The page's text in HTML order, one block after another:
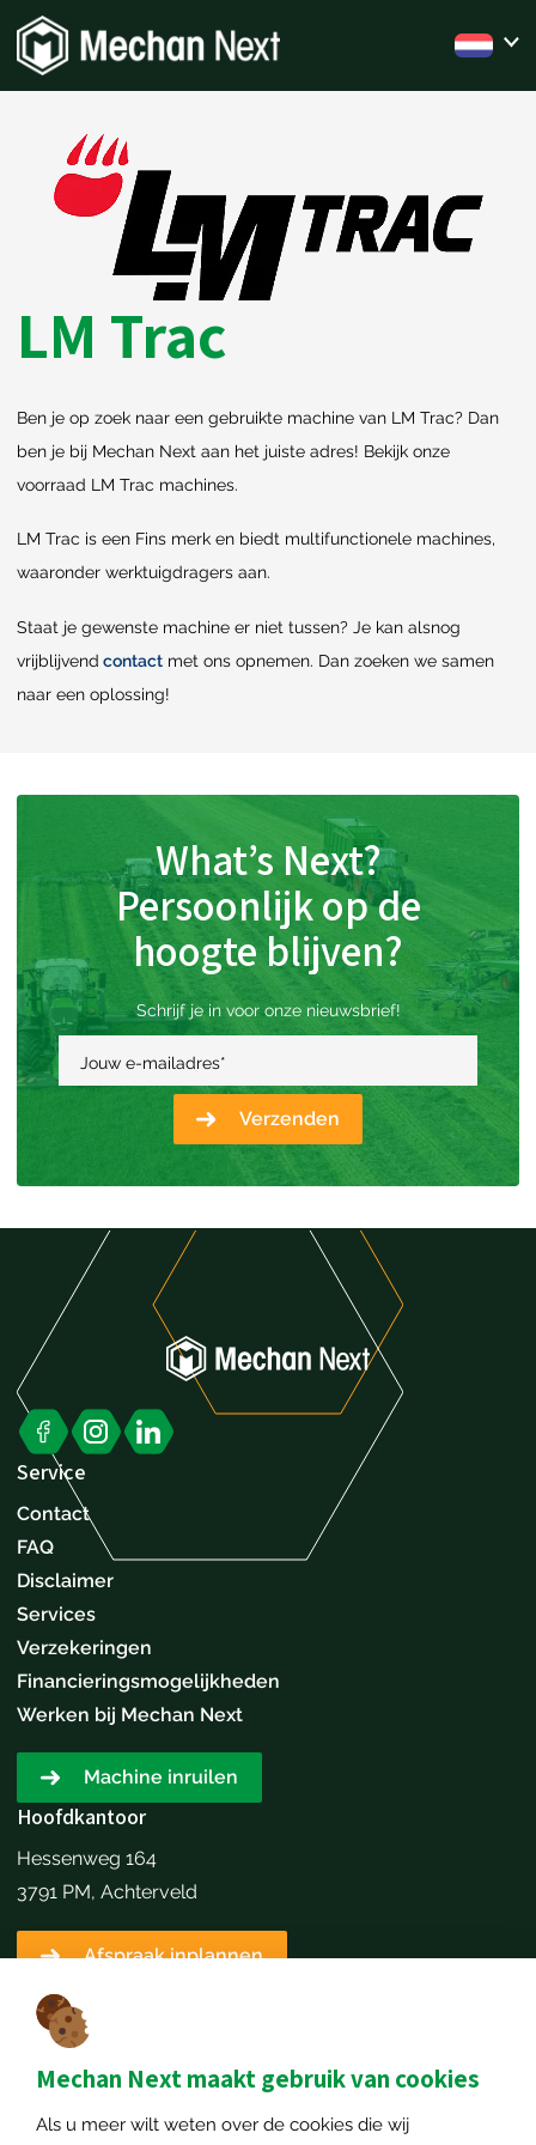
Mechan Next maakt gebruik van cookies
Als u meer wilt weten over de cookies die wij
LM Trac
Ben je op zoek naar een gebruikte machine van LM Trac? Dan
ben je bij Mechan Next aan het juiste adres! Bekijk onze
voorraad LM Trac machines.
LM Trac is een Fins merk en biedt multifunctionele machines,
waaronder werktuigdragers aan.
Staat je gewenste machine er niet tussen? Je kan alsnog
vrijblijvend contact met ons opnemen. Dan zoeken we samen
naar een oplossing!
What’s Next?
Persoonlijk op de
hoogte blijven?
Schrijf je in voor onze nieuwsbrief!
Jouw e-mailadres*
Verzenden
Service
Contact
FAQ
Disclaimer
Services
Verzekeringen
Financieringsmogelijkheden
Werken bij Mechan Next
Machine inruilen
Hoofdkantoor
Hessenweg 164
3791 PM, Achterveld
Afspraak inplannen
Contactgegevens
+31651173646
info@mechannext.nl
MechanNext B.V.